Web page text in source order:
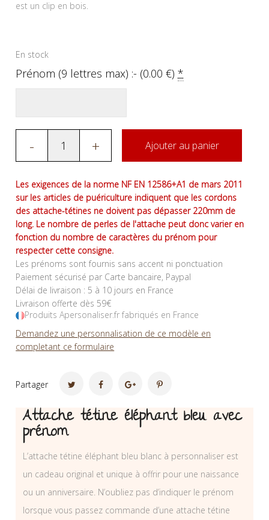
est un clip en bois.
En stock
Prénom (9 lettres max) :- (0.00€)*
- + Ajouter au panier
Les exigences de la norme NF EN 12586+A1 de mars 2011
sur les articles de puériculture indiquent que les cordons
des attache-tétines ne doivent pas dépasser 220mm de
long. Le nombre de perles de l'attache peut donc varier en
fonction du nombre de caractères du prénom pour
respecter cette consigne.
Les prénoms sont fournis sans accent ni ponctuation
Paiement sécurisé par Carte bancaire, Paypal
Délai de livraison : 5 à 10 jours en France
Livraison offerte dès 59€
Produits Apersonaliser.fr fabriqués en France
Demandez une personnalisation de ce modèle en
completant ce formulaire
Partager
Attache tétine éléphant bleu avec
prénom
L’attache tétine éléphant bleu blanc à personnaliser est
un cadeau original et unique à offrir pour une naissance
ou un anniversaire. N’oubliez pas d’indiquer le prénom
lorsque vous passez commande d’une attache tétine